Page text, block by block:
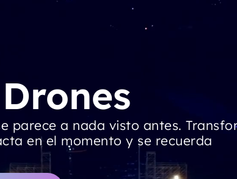
parece a nada visto antes.
en el momento y se recuerda